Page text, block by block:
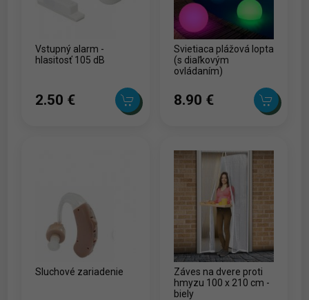
Vstupný alarm -
hlasitosť 105 dB
2.50 ‎€
Svietiaca plážová lopta
(s diaľkovým
ovládaním)
8.90 ‎€
Sluchové zariadenie
Záves na dvere proti
hmyzu 100 x 210 cm -
biely